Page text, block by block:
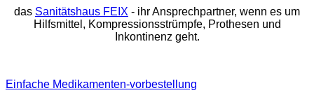
das Sanitätshaus FEIX - ihr Ansprechpartner, wenn es um
Hilfsmittel, Kompressionsstrümpfe, Prothesen und
Inkontinenz geht.
Einfache Medikamenten-vorbestellung